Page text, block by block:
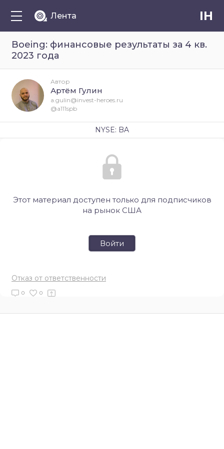
Лента IH
Boeing: финансовые результаты за 4 кв.
2023 года
Этот материал доступен только для подписчиков
на рынок США
Войти
Отказ от ответственности
0 0
Автор
Артём Гулин
a.gulin@invest-heroes.ru
@a111spb
NYSE: BA